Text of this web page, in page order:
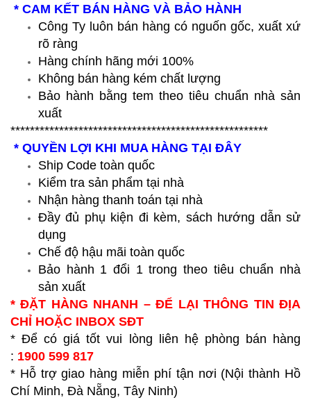
* CAM KẾT BÁN HÀNG VÀ BẢO HÀNH
Công Ty luôn bán hàng có nguốn gốc, xuất xứ
rõ ràng
Hàng chính hãng mới 100%
Không bán hàng kém chất lượng
Bảo hành bằng tem theo tiêu chuẩn nhà sản
xuất
*****************************************************
* QUYỀN LỢI KHI MUA HÀNG TẠI ĐÂY
Ship Code toàn quốc
Kiểm tra sản phẩm tại nhà
Nhận hàng thanh toán tại nhà
Đầy đủ phụ kiện đi kèm, sách hướng dẫn sử
dụng
Chế độ hậu mãi toàn quốc
Bảo hành 1 đổi 1 trong theo tiêu chuẩn nhà
sản xuất
* ĐẶT HÀNG NHANH – ĐỂ LẠI THÔNG TIN ĐỊA
CHỈ HOẶC INBOX SĐT
* Để có giá tốt vui lòng liên hệ phòng bán hàng
: 1900 599 817
* Hỗ trợ giao hàng miễn phí tận nơi (Nội thành Hồ
Chí Minh, Đà Nẵng, Tây Ninh)